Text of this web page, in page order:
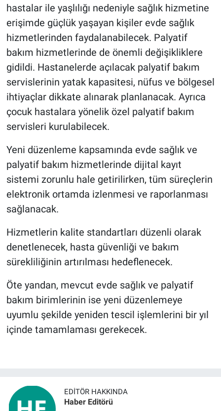
hastalar ile yaşlılığı nedeniyle sağlık hizmetine
erişimde güçlük yaşayan kişiler evde sağlık
hizmetlerinden faydalanabilecek. Palyatif
bakım hizmetlerinde de önemli değişikliklere
gidildi. Hastanelerde açılacak palyatif bakım
servislerinin yatak kapasitesi, nüfus ve bölgesel
ihtiyaçlar dikkate alınarak planlanacak. Ayrıca
çocuk hastalara yönelik özel palyatif bakım
servisleri kurulabilecek.
Yeni düzenleme kapsamında evde sağlık ve
palyatif bakım hizmetlerinde dijital kayıt
sistemi zorunlu hale getirilirken, tüm süreçlerin
elektronik ortamda izlenmesi ve raporlanması
sağlanacak.
Hizmetlerin kalite standartları düzenli olarak
denetlenecek, hasta güvenliği ve bakım
sürekliliğinin artırılması hedeflenecek.
Öte yandan, mevcut evde sağlık ve palyatif
bakım birimlerinin ise yeni düzenlemeye
uyumlu şekilde yeniden tescil işlemlerini bir yıl
içinde tamamlaması gerekecek.
EDITÖR HAKKINDA
Haber Editörü